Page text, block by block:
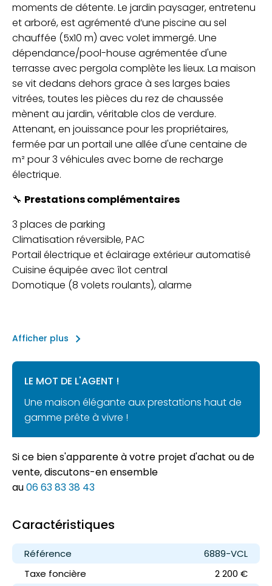
moments de détente. Le jardin paysager, entretenu
et arboré, est agrémenté d’une piscine au sel
chauffée (5x10 m) avec volet immergé. Une
dépendance/pool-house agrémentée d'une
terrasse avec pergola complète les lieux. La maison
se vit dedans dehors grace à ses larges baies
vitrées, toutes les pièces du rez de chaussée
mènent au jardin, véritable clos de verdure.
Attenant, en jouissance pour les propriétaires,
fermée par un portail une allée d'une centaine de
m² pour 3 véhicules avec borne de recharge
électrique.
🔧 Prestations complémentaires
3 places de parking
Climatisation réversible, PAC
Portail électrique et éclairage extérieur automatisé
Cuisine équipée avec îlot central
Domotique (8 volets roulants), alarme
Afficher plus keyboard_arrow_right
LE MOT DE L'AGENT !
Une maison élégante aux prestations haut de
gamme prête à vivre !
Si ce bien s'apparente à votre projet d'achat ou de
vente, discutons-en ensemble
au06 63 83 38 43
Caractéristiques
Référence
6889-VCL
Taxe foncière
2 200 €